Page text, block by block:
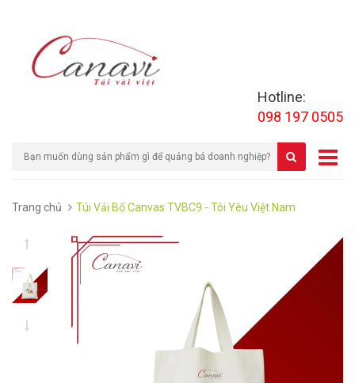
Hotline:
098 197 0505
Trang chủ Túi Vải Bố Canvas TVBC9 - Tôi Yêu Việt Nam